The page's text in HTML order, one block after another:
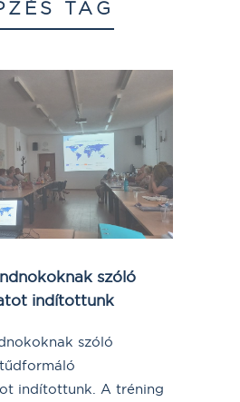
TAG
szóló
indítottunk
szóló
indítottunk. A tréning